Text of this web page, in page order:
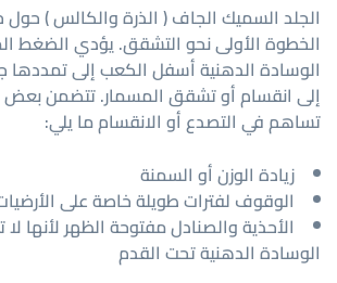
الجلد السميك الجاف ( الذرة والكالس ) حول
الخطوة الأولى نحو التشقق. يؤدي الضغط
الوسادة الدهنية أسفل الكعب إلى تمددها
إلى انقسام أو تشقق المسمار. تتضمن بعض
تساهم في التصدع أو الانقسام ما يلي:
زيادة الوزن أو السمنة
الوقوف لفترات طويلة خاصة على الأرضيات
الأحذية والصنادل مفتوحة الظهر لأنها لا
الوسادة الدهنية تحت القدم